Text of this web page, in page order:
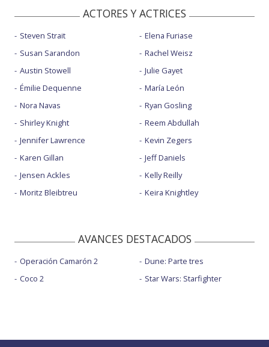
ACTORES Y ACTRICES
Steven Strait
Susan Sarandon
Austin Stowell
Émilie Dequenne
Nora Navas
Shirley Knight
Jennifer Lawrence
Karen Gillan
Jensen Ackles
Moritz Bleibtreu
Elena Furiase
Rachel Weisz
Julie Gayet
María León
Ryan Gosling
Reem Abdullah
Kevin Zegers
Jeff Daniels
Kelly Reilly
Keira Knightley
AVANCES DESTACADOS
Operación Camarón 2
Coco 2
Dune: Parte tres
Star Wars: Starfighter